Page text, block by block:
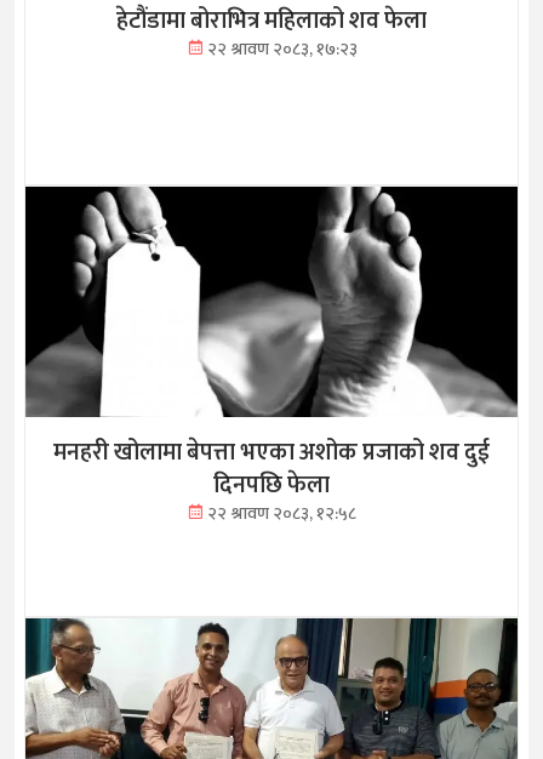
हेटौंडामा बोराभित्र महिलाको शव फेला
२२ श्रावण २०८३, १७:२३
मनहरी खोलामा बेपत्ता भएका अशोक प्रजाको शव दुई
दिनपछि फेला
२२ श्रावण २०८३, १२:५८